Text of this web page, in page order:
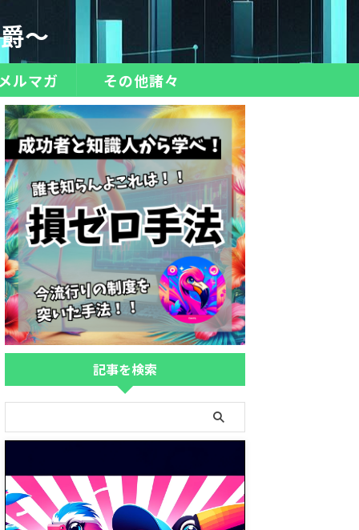
～
ルマガ その他諸々
記事を検索